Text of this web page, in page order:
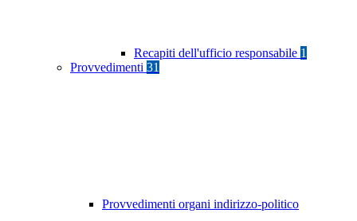
Recapiti dell'ufficio responsabile 1
Provvedimenti 31
Provvedimenti organi indirizzo-politico